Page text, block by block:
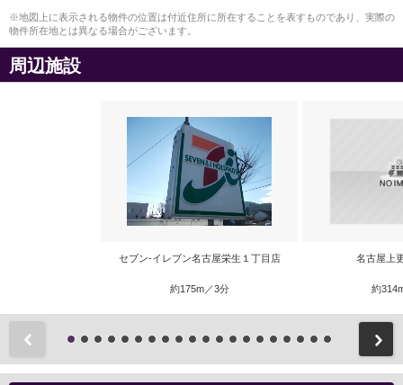
※地図上に表示される物件の位置は付近住所に所在することを表すものであり、実際の
物件所在地とは異なる場合がございます。
周辺施設
セブン-イレブン名古屋栄生１丁目店
約175m／3分
名古屋上
約